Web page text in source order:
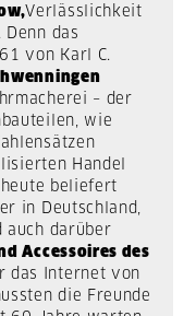
Verlässlichkeit
das
von Karl C.
– der
wie
Handel
beliefert
in Deutschland,
auch darüber
Accessoires des
das Internet von
die Freunde